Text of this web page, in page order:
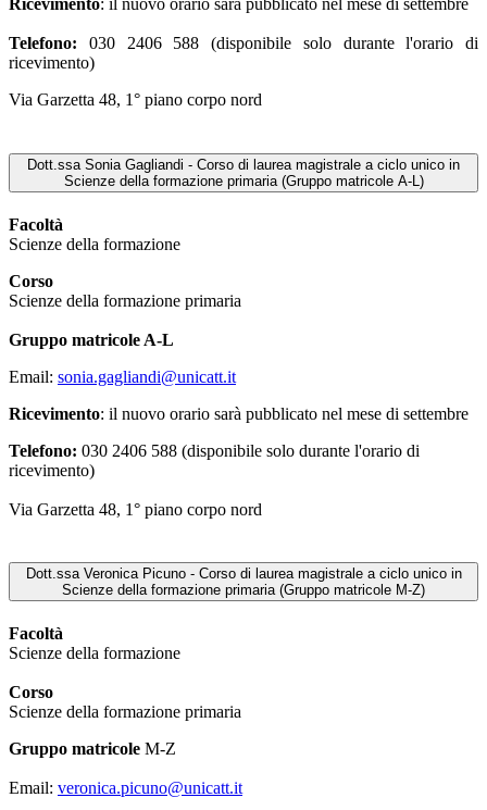
Ricevimento: il nuovo orario sarà pubblicato nel mese di settembre
Telefono: 030 2406 588 (disponibile solo durante l'orario di
ricevimento)
Via Garzetta 48, 1° piano corpo nord
Dott.ssa Sonia Gagliandi - Corso di laurea magistrale a ciclo unico in
Scienze della formazione primaria (Gruppo matricole A-L)
Facoltà
Scienze della formazione
Corso
Scienze della formazione primaria
Gruppo matricole A-L
Email: sonia.gagliandi@unicatt.it
Ricevimento: il nuovo orario sarà pubblicato nel mese di settembre
Telefono: 030 2406 588 (disponibile solo durante l'orario di
ricevimento)
Via Garzetta 48, 1° piano corpo nord
Dott.ssa Veronica Picuno - Corso di laurea magistrale a ciclo unico in
Scienze della formazione primaria (Gruppo matricole M-Z)
Facoltà
Scienze della formazione
Corso
Scienze della formazione primaria
Gruppo matricole M-Z
Email: veronica.picuno@unicatt.it